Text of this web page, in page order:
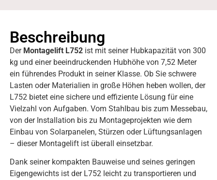
Beschreibung
Der Montagelift L752 ist mit seiner Hubkapazität von 300
kg und einer beeindruckenden Hubhöhe von 7,52 Meter
ein führendes Produkt in seiner Klasse. Ob Sie schwere
Lasten oder Materialien in große Höhen heben wollen, der
L752 bietet eine sichere und effiziente Lösung für eine
Vielzahl von Aufgaben. Vom Stahlbau bis zum Messebau,
von der Installation bis zu Montageprojekten wie dem
Einbau von Solarpanelen, Stürzen oder Lüftungsanlagen
– dieser Montagelift ist überall einsetzbar.
Dank seiner kompakten Bauweise und seines geringen
Eigengewichts ist der L752 leicht zu transportieren und